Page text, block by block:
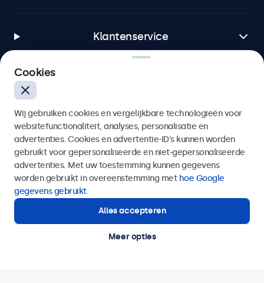
Klantenservice
Beetronics
Quellinstraat 49, 2018 Antwerpen, Belgïe
4.8/5 door 5000+ bedrijven
Nederlands
Cookies
Wij gebruiken cookies en vergelijkbare technologieën voor
websitefunctionaliteit, analyses, personalisatie en
advertenties. Cookies en advertentie-ID’s kunnen worden
gebruikt voor gepersonaliseerde en niet-gepersonaliseerde
advertenties. Met uw toestemming kunnen gegevens
worden gebruikt in overeenstemming met hoe Google
gegevens gebruikt.
Alles accepteren
Meer opties